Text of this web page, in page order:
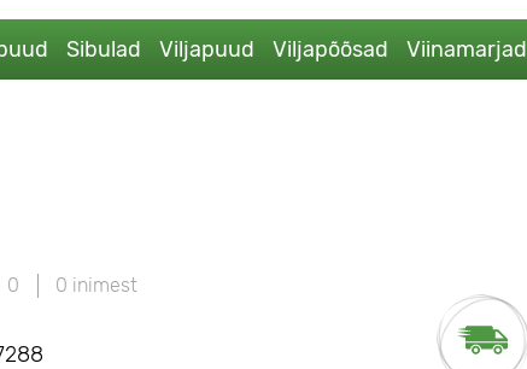
Sibulad Viljapuud Viljapõõsad Viinamarjad
0 0 inimest